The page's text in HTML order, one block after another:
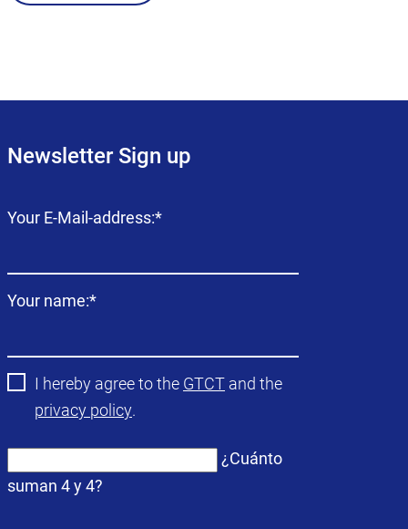
Newsletter Sign up
Campo
Your E-Mail-address:*
Campo
Your name:*
I hereby agree to the GTCT and the
privacy policy.
¿Cuánto
suman 4 y 4?